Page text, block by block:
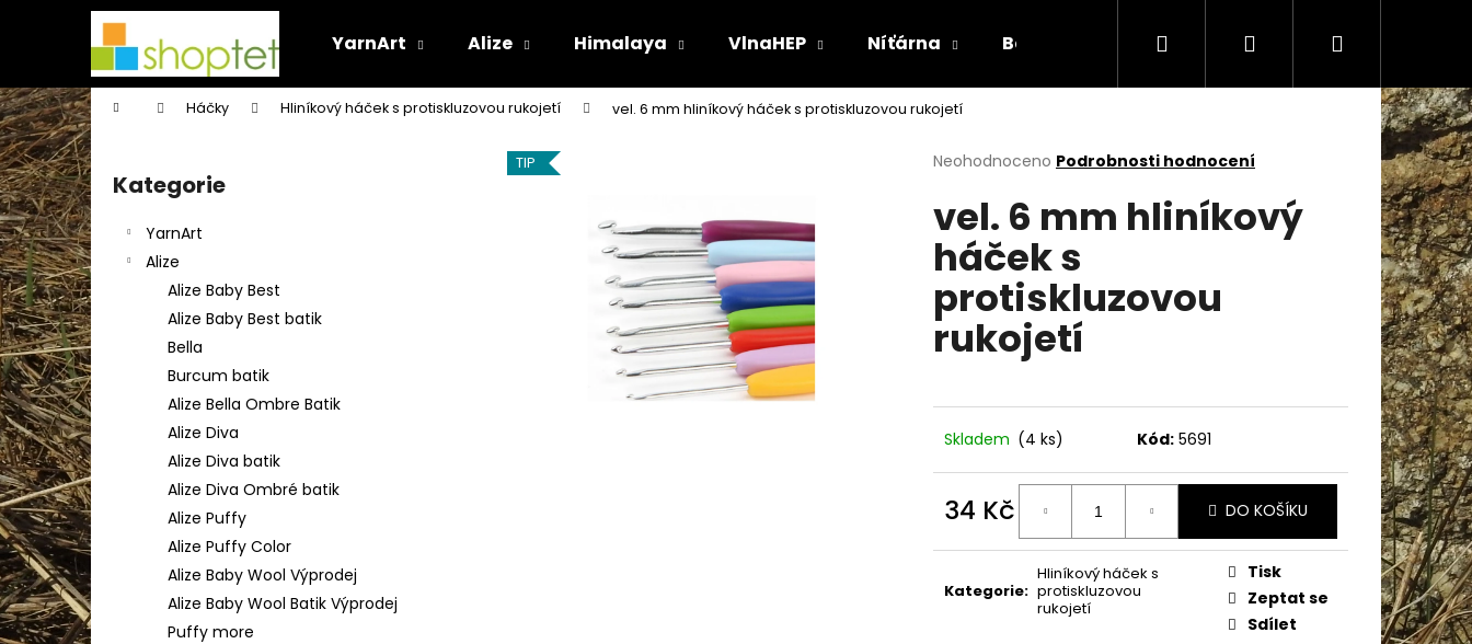
YarnArt Alize Himalaya VlnaHEP Níťárna Bambule Háčky Duté vlákno
Hledat PřihlášeníNákupní
košík
Domů Háčky Hliníkový háček s protiskluzovou rukojetí vel. 6 mm hliníkový háček s protiskluzovou rukojetí
P
o
s
t
r
a
n
n
í
p
a
n
e
l
Přeskočit
kategorie
Kategorie
YarnArt
Alize
Alize Baby Best
Alize Baby Best batik
Bella
Burcum batik
Alize Bella Ombre Batik
Alize Diva
Alize Diva batik
Alize Diva Ombré batik
Alize Puffy
Alize Puffy Color
Alize Baby Wool Výprodej
Alize Baby Wool Batik Výprodej
Puffy more
Průměrné
produktu
je
0,0
5
hvězdiček.
Neohodnoceno Podrobnosti hodnocení
vel. 6 mm hliníkový
háček s
protiskluzovou
rukojetí
Skladem (4 ks) Kód: 5691
34 Kč
cena:
DO KOŠÍKU
Kategorie:
Hliníkový háček s
protiskluzovou
rukojetí
Tisk
Zeptat se
Sdílet
TIP
í
k
Zpět
do
obchodu
Zpět
do
obchodu
Co potřebujete najít?
Doporučujeme
TULIP 4010
50 Kč
YARNART MACRAME COTTON 800